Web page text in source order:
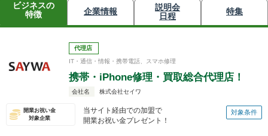
ビジネスの
特徴
企業情報
説明会
日程
特集
代理店
IT・通信・情報・携帯電話、スマホ修理
携帯・iPhone修理・買取総合代理店！
会社名 株式会社セイワ
開業お祝い金
対象企業
当サイト経由での加盟で
開業お祝い金プレゼント！
対象条件